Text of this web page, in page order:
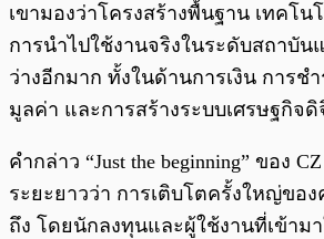
เขามองว่าโครงสร้างพื้นฐาน เทคโน
การนำไปใช้งานจริงในระดับสถาบัน
ว่างอีกมาก ทั้งในด้านการเงิน การช
มูลค่า และการสร้างระบบเศรษฐกิจ
คำกล่าว “Just the beginning” ของ
ระยะยาวว่า การเติบโตครั้งใหญ่ขอ
ถึง โดยนักลงทุนและผู้ใช้งานที่เข้าม